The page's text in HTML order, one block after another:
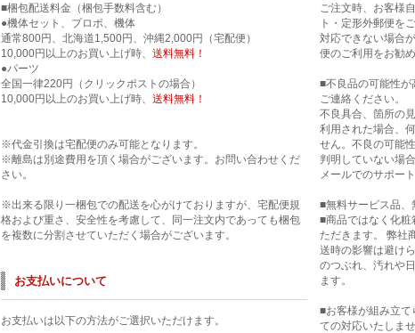
■梱包配送料金（梱包手数料含む）
●機体セット、プロポ、機体
通常800円、北海道1,500円、沖縄2,000円（宅配便）
10,000円以上のお買い上げ時、 送料無料！
●パーツ
全国一律220円（クリックポストの場合）
10,000円以上のお買い上げ時、 送料無料！
※代金引換は宅配便のみ可能となります。
※離島は別途費用を頂く場合がございます。お問い合わせくだ
さい。
※出来る限り一梱包での配送を心がけておりますが、宅配便規
格および重さ、安全性を考慮して、同一注文内であっても梱包
を複数に分割させていただく場合がございます。
お支払いについて
お支払いは以下の方法がご選択いただけます。
ご注文時、お客様
ト・定形外郵便を
対応できない場合
便のご利用をお勧
■不良品の可能性
ご連絡ください。
不良具合、箇所の
利用された場合、
せん。不良の可能
判明していない場
メールでのサポー
■無料サービス品
■商品ではなく化
ただきます。 弊社
送時の影響は避け
のつぶれ、汚れや
ます。
■お客様が組み立
ての対応いたしま